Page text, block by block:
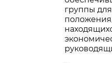
группы